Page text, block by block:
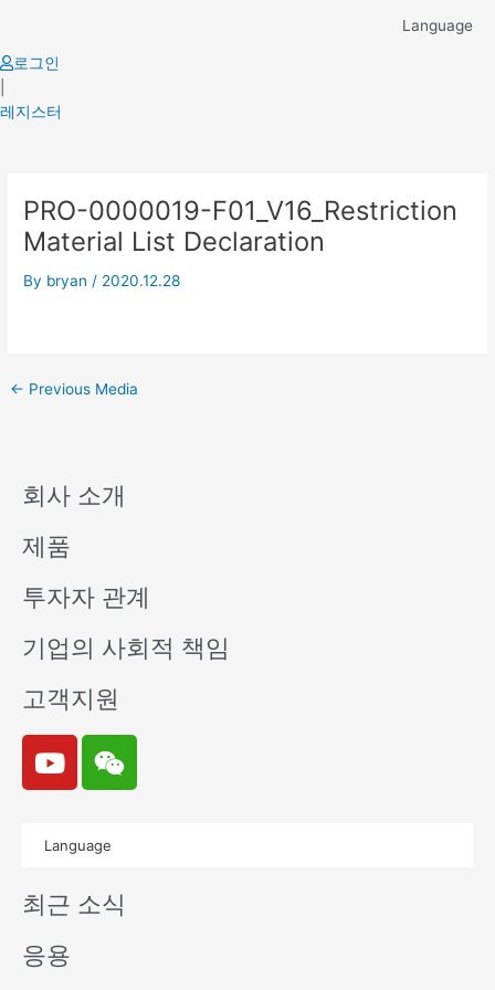
content
Language
로그인
레지스터
PRO-0000019-F01_V16_Restriction
Material List Declaration
By bryan / 2020.12.28
navigation
← Previous Media
회사 소개
제품
투자자 관계
기업의 사회적 책임
고객지원
Y
o
u
e
W
e
i
n
Language
최근 소식
응용